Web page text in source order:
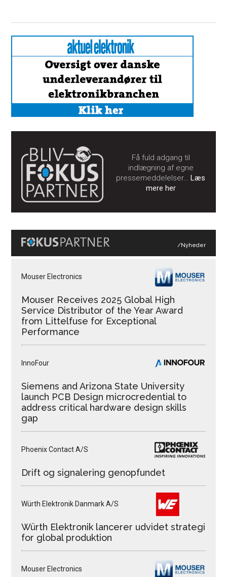
Få fuld adgang til
indlægning af egne
pressemeddelelser…Læs
mere her
/Nyheder
Mouser Electronics
Mouser Receives 2025 Global High
Service Distributor of the Year Award
from Littelfuse for Exceptional
Performance
InnoFour
Siemens and Arizona State University
launch PCB Design microcredential to
address critical hardware design skills
gap
Phoenix Contact A/S
Drift og signalering genopfundet
Würth Elektronik Danmark A/S
Würth Elektronik lancerer udvidet strategi
for global produktion
Mouser Electronics